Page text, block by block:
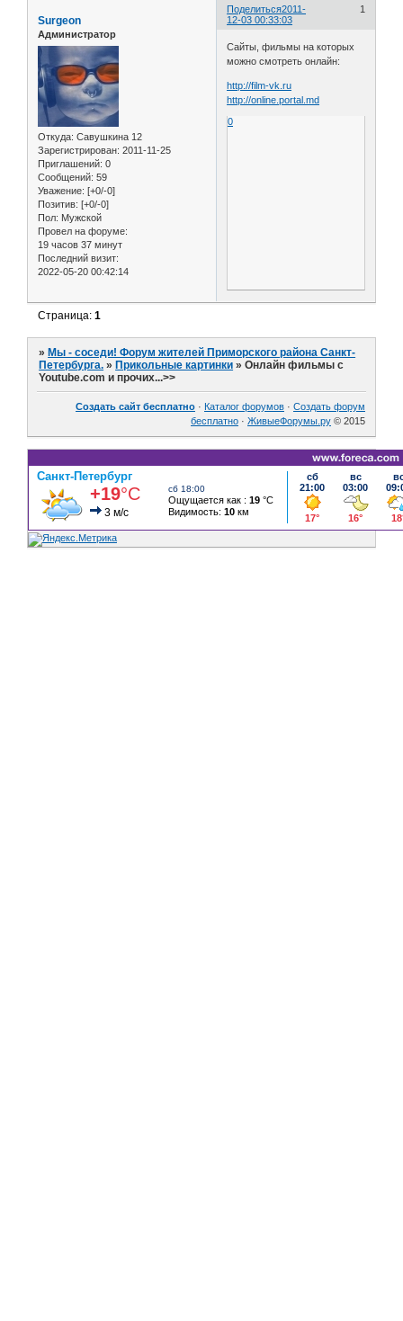
Поделиться 1
2011-
12-03 00:33:03
Surgeon
Администратор
Откуда: Савушкина 12
Зарегистрирован: 2011-11-25
Приглашений: 0
Сообщений: 59
Уважение: [+0/-0]
Позитив: [+0/-0]
Пол: Мужской
Провел на форуме:
19 часов 37 минут
Последний визит:
2022-05-20 00:42:14
Сайты, фильмы на которых
можно смотреть онлайн:
http://film-vk.ru
http://online.portal.md
0
Страница:1
» Мы - соседи! Форум жителей Приморского района Санкт-
Петербурга. » Прикольные картинки »Онлайн фильмы с
Youtube.com и прочих...>>
Создать сайт бесплатно · Каталог форумов · Создать форум
бесплатно · ЖивыеФорумы.ру © 2015